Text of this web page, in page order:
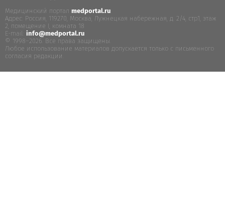
Медицинский портал medportal.ru
Адрес: Россия, 119270, Москва, Лужнецкая набережная, д. 2/4, стр.1, этаж
2, помещение I, комната 18
E-mail: info@medportal.ru
© 1998–2026. Все права защищены.
Любое использование материалов допускается только с письменного
согласия редакции.